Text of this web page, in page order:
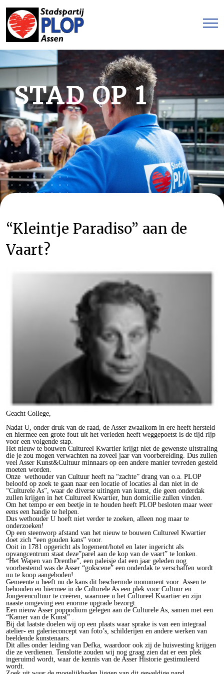
STAD OP 1
“Kleintje Paradiso” aan de
Vaart?
Geacht College,
Nadat U, onder druk van de raad, de Asser zwaaikom in ere heeft hersteld
en hiermee een grote fout uit het verleden heeft weggepoetst is de tijd rijp
voor een volgende stap.
Het nieuw te bouwen Cultureel Kwartier krijgt niet de gewenste uitstraling
die je zou mogen verwachten na zoveel jaar van voorbereiding. Dus zullen
veel Asser Kunst&Cultuur minnaars op een andere manier tevreden gesteld
moeten worden.
Onze wethouder van Cultuur heeft na “zachte” drang van o.a. PLOP
beloofd op zoek te gaan naar een locatie of locaties al dan niet in de
“Culturele As”, waar de diverse uitingen van kunst, die geen onderdak
zullen krijgen in het Cultureel Kwartier, hun domicilie zullen vinden.
Om het tempo er een beetje in te houden heeft PLOP besloten maar weer
eens een handje te helpen.
Dus wethouder U hoeft niet verder te zoeken, alleen nog maar te
onderzoeken!
Op een steenworp afstand van het nieuw te bouwen Cultureel Kwartier
doet zich “een gouden kans” voor.
Ooit in 1781 opgericht als logement/hotel en later ingericht als
opvangcentrum staat deze”parel aan de kop van de vaart” te lonken.
“Het Wapen van Drenthe”, een paleisje dat een jaar geleden nog
voorbestemd was de Asser “gokscene” een onderdak te verschaffen wordt
nu te koop aangeboden!
Gemeente u heeft nu de kans dit beschermde monument voor Assen te
behouden en hiermee in de Culturele As een plek voor Cultuur en
Jongerencultuur te creëren, waarmee u het Cultureel Kwartier en zijn
naaste omgeving een enorme upgrade bezorgt.
Een nieuw Asser poppodium gelegen aan de Culturele As, samen met een
“Kamer van de Kunst” .
Bij dat laatste doelen wij op een plaats waar sprake is van een integraal
atelier- en galerieconcept van foto’s, schilderijen en andere werken van
beeldende kunstenaars.
Dit alles onder leiding van Defka, waardoor ook zij de huisvesting krijgen
die ze verdienen. Tenslotte zouden wij nog graag zien dat er een plek
ingeruimd wordt, waar de kennis van de Asser Historie gestimuleerd
wordt.